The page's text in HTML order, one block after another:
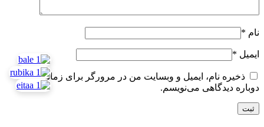
نام *
ایمیل *
ذخیره نام، ایمیل و وبسایت من در مرورگر برای زمانی که
دوباره دیدگاهی می‌نویسم.